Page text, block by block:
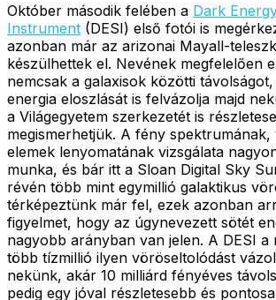
Október második felében a Dark
Instrument (DESI) első fotói is
azonban már az arizonai Mayall-
készülhettek el. Nevének megfelelően
nemcsak a galaxisok közötti
energia eloszlását is felvázolja majd
a Világegyetem szerkezetét is
megismerhetjük. A fény spektrumának,
elemek lenyomatának vizsgálata
munka, és bár itt a Sloan Digital Sky
révén több mint egymillió galaktikus
térképeztünk már fel, ezek azonban
figyelmet, hogy az úgynevezett sötét
nagyobb arányban van jelen. A DESI a
több tízmillió ilyen vöröseltolódást
nekünk, akár 10 milliárd fényéves
pedig egy jóval részletesebb és